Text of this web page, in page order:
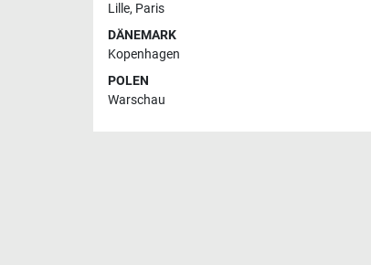
Lille, Paris
DÄNEMARK
Kopenhagen
POLEN
Warschau